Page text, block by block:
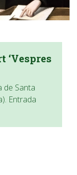
‘Vespres
de Santa
Entrada